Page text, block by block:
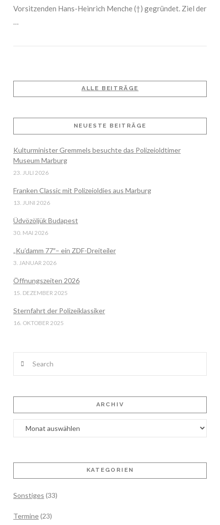
VIEW POST
Vorsitzenden Hans-Heinrich Menche (†) gegründet. Ziel der
…
ALLE BEITRÄGE
NEUESTE BEITRÄGE
Kulturminister Gremmels besuchte das Polizeioldtimer
Museum Marburg
23. JULI 2026
Franken Classic mit Polizeioldies aus Marburg
13. JUNI 2026
Üdvözöljük Budapest
30. MAI 2026
„Ku’damm 77″– ein ZDF-Dreiteiler
3. JANUAR 2026
Öffnungszeiten 2026
15. DEZEMBER 2025
Sternfahrt der Polizeiklassiker
16. OKTOBER 2025
ARCHIV
Archiv
KATEGORIEN
Sonstiges (33)
Termine(23)